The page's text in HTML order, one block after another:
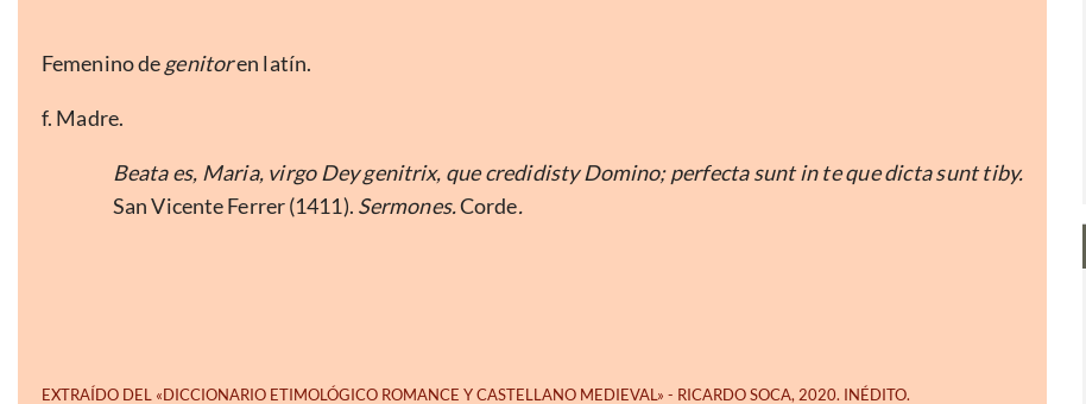
Femenino degenitoren latín.
f. Madre.
Beata es, Maria, virgo Dey genitrix, que credidisty Domino; perfecta sunt in te que dicta sunt tiby.
San Vicente Ferrer (1411). Sermones.Corde.